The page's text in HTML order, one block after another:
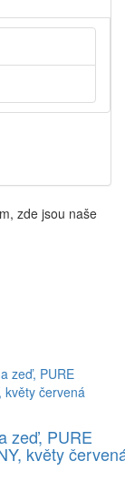
zde jsou naše
zeď, PURE
květy